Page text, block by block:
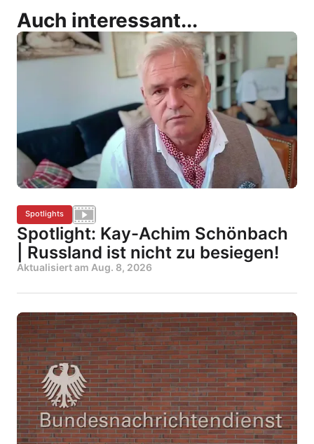
Auch interessant...
Spotlights
Spotlight: Kay-Achim Schönbach
| Russland ist nicht zu besiegen!
Aktualisiert am Aug. 8, 2026